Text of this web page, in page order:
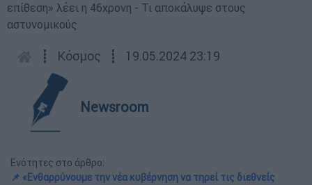
επίθεση» λέει η 46χρονη - Τι αποκάλυψε στους
αστυνομικούς
┋ Κόσμος ┋ 19.05.2024 23:19
Newsroom
Ενότητες στο άρθρο:
📌 «Ενθαρρύνουμε την νέα κυβέρνηση να τηρεί τις διεθνείς